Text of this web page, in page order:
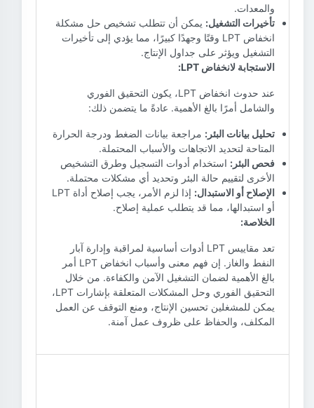
والمعدات.
تأخيرات التشغيل: يمكن أن تتطلب تشخيص حل مشكلة
انخفاض LPT وقتًا وجهدًا كبيرًا، مما يؤدي إلى تأخيرات
التشغيل ويؤثر على جداول الإنتاج.
الاستجابة لانخفاض LPT:
عند حدوث انخفاض LPT، يكون التحقيق الفوري
والشامل أمرًا بالغ الأهمية. عادةً ما يتضمن ذلك:
تحليل بيانات البئر: مراجعة بيانات الضغط ودرجة الحرارة
المتاحة لتحديد الاتجاهات والأسباب المحتملة.
فحص البئر: استخدام أدوات التسجيل وطرق التشخيص
الأخرى لتقييم حالة البئر وتحديد أي مشكلات محتملة.
الإصلاح أو الاستبدال:
إذا لزم الأمر، يجب إصلاح أداة LPT
أو استبدالها، مما قد يتطلب عملية إصلاح.
الخلاصة:
تعد مقاييس LPT أدوات أساسية لمراقبة وإدارة آبار
النفط والغاز. إن فهم معنى وأسباب انخفاض LPT أمر
بالغ الأهمية لضمان التشغيل الآمن والكفاءة. من خلال
التحقيق الفوري وحل المشكلات المتعلقة بإشارات LPT،
يمكن للمشغلين تحسين الإنتاج، ومنع التوقف عن العمل
المكلف، والحفاظ على ظروف عمل آمنة.